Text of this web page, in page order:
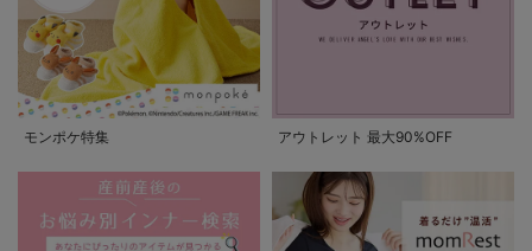
モンポケ特集 アウトレット 最大90%OFF